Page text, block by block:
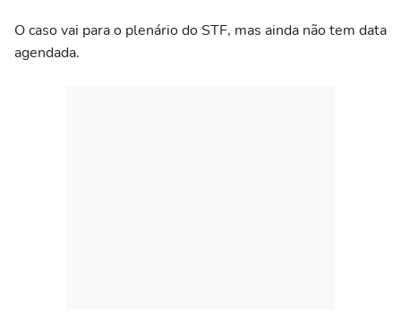
O caso vai para o plenário do STF, mas ainda não tem data
agendada.